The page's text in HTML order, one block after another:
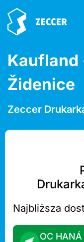
Kaufland
Židenice
Zeccer
Najbliższa
OC HANÁ